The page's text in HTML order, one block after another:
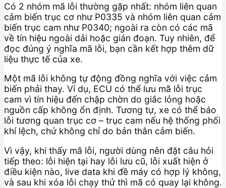
Có 2 nhóm mã lỗi thường gặp nhất: nhóm liên quan
cảm biến trục cơ như P0335 và nhóm liên quan cảm
biến trục cam như P0340; ngoài ra còn có các mã
về tín hiệu ngoài dải hoặc gián đoạn. Tuy nhiên, để
đọc đúng ý nghĩa mã lỗi, bạn cần kết hợp thêm dữ
liệu thực tế của xe.
Một mã lỗi không tự động đồng nghĩa với việc cảm
biến phải thay. Ví dụ, ECU có thể lưu mã lỗi trục
cam vì tín hiệu đến chập chờn do giắc lỏng hoặc
nguồn cấp không ổn định. Tương tự, xe có thể báo
lỗi tương quan trục cơ – trục cam nếu hệ thống phối
khí lệch, chứ không chỉ do bản thân cảm biến.
Vì vậy, khi thấy mã lỗi, người dùng nên đặt câu hỏi
tiếp theo: lỗi hiện tại hay lỗi lưu cũ, lỗi xuất hiện ở
điều kiện nào, live data khi đề máy có hợp lý không,
và sau khi xóa lỗi chạy thử thì mã có quay lại không.